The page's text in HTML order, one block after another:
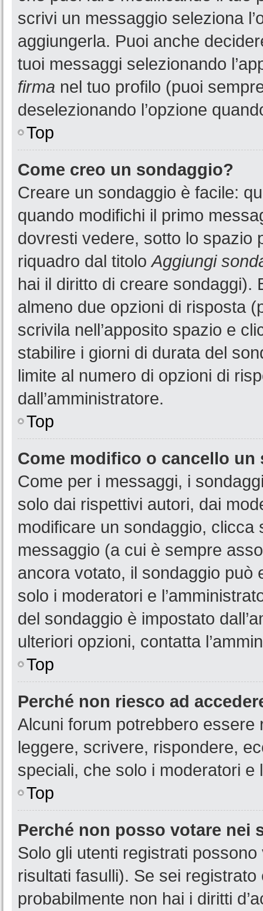
scrivi un messaggio seleziona
aggiungerla. Puoi anche
tuoi messaggi selezionando
firma nel tuo profilo (puoi
deselezionando l’opzione
Top
Come creo un sondaggio?
Creare un sondaggio è facile:
quando modifichi il primo
dovresti vedere, sotto lo spazio
riquadro dal titoloAggiungi
hai il diritto di creare sondaggi).
almeno due opzioni di risposta
scrivila nell’apposito spazio e
stabilire i giorni di durata del
limite al numero di opzioni di
dall’amministratore.
Top
Come modifico o cancello un
Come per i messaggi, i
solo dai rispettivi autori, dai
modificare un sondaggio,
messaggio (a cui è sempre
ancora votato, il sondaggio può
solo i moderatori e
del sondaggio è impostato
ulteriori opzioni, contatta
Top
Perché non riesco ad
Alcuni forum potrebbero
leggere, scrivere, rispondere,
speciali, che solo i moderatori e
Top
Perché non posso votare nei
Solo gli utenti registrati
risultati fasulli). Se sei
probabilmente non hai i diritti